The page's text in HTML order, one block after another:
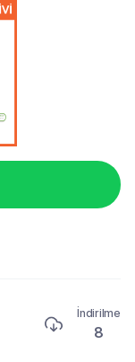
İndirilme
8